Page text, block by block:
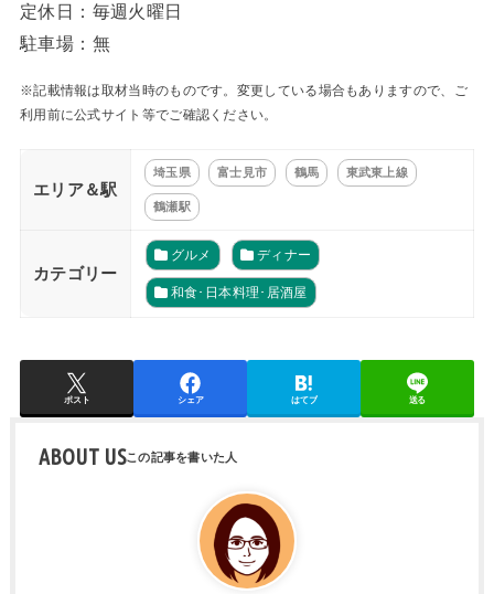
定休日：毎週火曜日
駐車場：無
※記載情報は取材当時のものです。変更している場合もありますので、ご
利用前に公式サイト等でご確認ください。
エリア＆駅
埼玉県 富士見市 鶴馬 東武東上線
鶴瀬駅
カテゴリー
グルメ ディナー
和食･日本料理･居酒屋
ポスト シェア はてブ 送る
ABOUT US